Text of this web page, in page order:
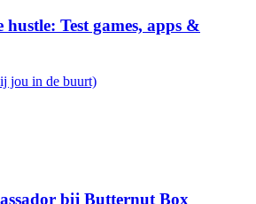
Test games, apps &
jou in de buurt)
bij Butternut Box